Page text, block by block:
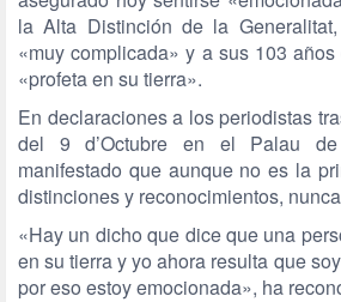
la Alta Distinción de la
«muy complicada» y a sus 103
«profeta en su tierra».
En declaraciones a los periodistas
del 9 d’Octubre en el Palau
manifestado que aunque no es la
distinciones y reconocimientos,
«Hay un dicho que dice que una
en su tierra y yo ahora resulta que
por eso estoy emocionada», ha